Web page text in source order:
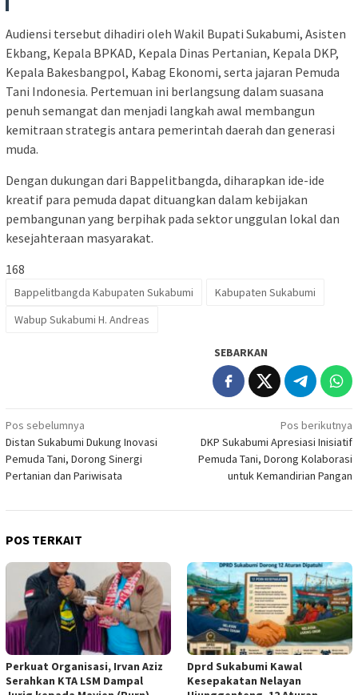
Audiensi tersebut dihadiri oleh Wakil Bupati Sukabumi, Asisten
Ekbang, Kepala BPKAD, Kepala Dinas Pertanian, Kepala DKP,
Kepala Bakesbangpol, Kabag Ekonomi, serta jajaran Pemuda
Tani Indonesia. Pertemuan ini berlangsung dalam suasana
penuh semangat dan menjadi langkah awal membangun
kemitraan strategis antara pemerintah daerah dan generasi
muda.
Dengan dukungan dari Bappelitbangda, diharapkan ide-ide
kreatif para pemuda dapat dituangkan dalam kebijakan
pembangunan yang berpihak pada sektor unggulan lokal dan
kesejahteraan masyarakat.
168
Bappelitbangda Kabupaten Sukabumi
Kabupaten Sukabumi
Wabup Sukabumi H. Andreas
SEBARKAN
Navigasi
pos
Pos sebelumnya
Distan Sukabumi Dukung Inovasi
Pemuda Tani, Dorong Sinergi
Pertanian dan Pariwisata
Pos berikutnya
DKP Sukabumi Apresiasi Inisiatif
Pemuda Tani, Dorong Kolaborasi
untuk Kemandirian Pangan
POS TERKAIT
Perkuat Organisasi, Irvan Aziz
Serahkan KTA LSM Dampal
Dprd Sukabumi Kawal
Kesepakatan Nelayan